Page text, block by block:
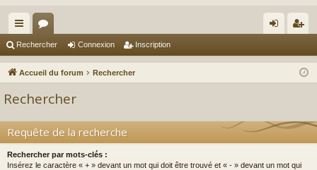
ac
co
s
or
u ne cri
Rechercher Connexion Inscription
Accueil du forum Rechercher
Rechercher
Requête de la recherche
Rechercher par mots-clés :
Insérez le caractère « + » devant un mot qui doit être trouvé et « - » devant un mot qui